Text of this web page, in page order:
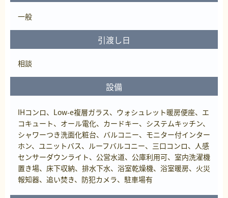
一般
引渡し日
相談
設備
IHコンロ、Low-e複層ガラス、ウォシュレット暖房便座、エ
コキュート、オール電化、カードキー、システムキッチン、
シャワーつき洗面化粧台、バルコニー、モニター付インター
ホン、ユニットバス、ルーフバルコニー、三口コンロ、人感
センサーダウンライト、公営水道、公庫利用可、室内洗濯機
置き場、床下収納、排水下水、浴室乾燥機、浴室暖房、火災
報知器、追い焚き、防犯カメラ、駐車場有